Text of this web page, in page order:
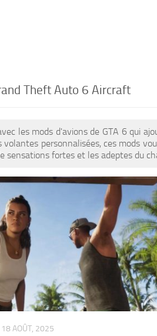
Theft Auto 6 Aircraft
les mods d'avions de GTA 6 qui
volantes personnalisées, ces mods
sensations fortes et les adeptes du
18 AOÛT, 2025